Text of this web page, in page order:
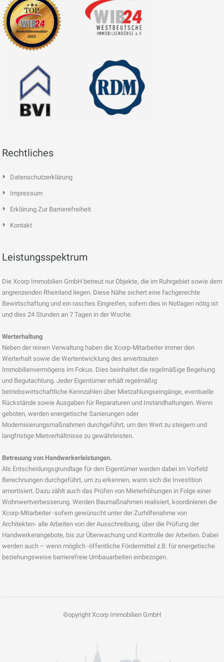
Rechtliches
Datenschutzerklärung
Impressum
Erklärung Zur Barrierefreiheit
Kontakt
Leistungsspektrum
Die Xcorp Immobilien GmbH betreut nur Objekte, die im Ruhrgebiet sowie dem
angrenzenden Rheinland liegen. Diese Nähe sichert eine fachgerechte
Bewirtschaftung und ein rasches Eingreifen, sofern dies in Notlagen nötig ist
und dies 24 Stunden an 7 Tagen in der Woche.
Werterhaltung
Neben der reinen Verwaltung haben die Xcorp-Mitarbeiter immer den
Werterhalt sowie die Wertentwicklung des anvertrauten
Immobilienvermögens im Fokus. Dies beinhaltet die regelmäßige Begehung
und Begutachtung. Jeder Eigentümer erhält regelmäßig
betriebswirtschaftliche Kennzahlen über Mietzahlungseingänge, eventuelle
Rückstände sowie Ausgaben für Reparaturen und Instandhaltungen. Wenn
geboten, werden energetische Sanierungen oder
Modernisierungsmaßnahmen durchgeführt, um den Wert zu steigern und
langfristige Mietverhältnisse zu gewährleisten.
Betreuung von Handwerkerleistungen.
Als Entscheidungsgrundlage für den Eigentümer werden dabei im Vorfeld
Berechnungen durchgeführt, um zu erkennen, wann sich die Investition
amortisiert. Dazu zählt auch das Prüfen von Mieterhöhungen in Folge einer
Wohnwertverbesserung. Werden Baumaßnahmen realisiert, koordinieren die
Xcorp-Mitarbeiter -sofern gewünscht unter der Zurhilfenahme von
Architekten- alle Arbeiten von der Ausschreibung, über die Prüfung der
Handwerkerangebote, bis zur Überwachung und Kontrolle der Arbeiten. Dabei
werden auch – wenn möglich -öffentliche Fördermittel z.B. für energetische
beziehungsweise barrierefreie Umbauarbeiten einbezogen.
©opyright Xcorp Immobilien GmbH